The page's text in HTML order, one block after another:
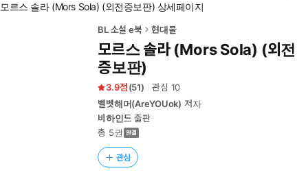
홈
모르스 솔라 (Mors Sola) (외전증보판) 상세페이지
BL 소설 e북 현대물
모르스 솔라 (Mors Sola) (외전
증보판)
3.9 (51) 관심 10
벨벳해머(AreYOUok) 저자
비하인드 출판
총 5권
관심